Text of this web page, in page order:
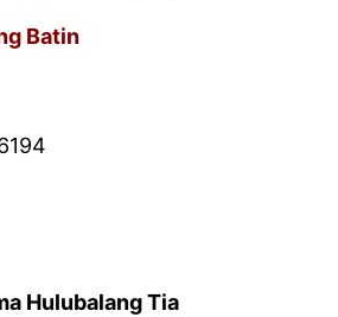
Batin
Hulubalang Tia